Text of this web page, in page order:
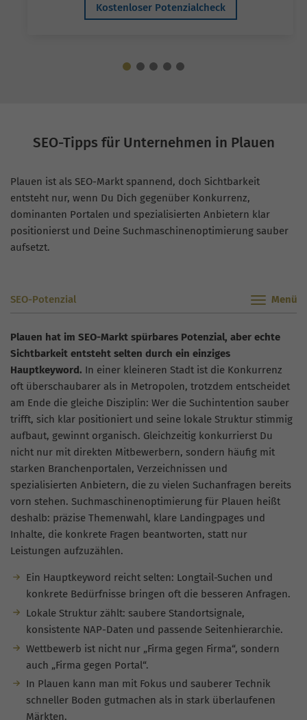
Kostenloser Potenzialcheck
SEO-Tipps für Unternehmen in Plauen
Plauen ist als SEO-Markt spannend, doch Sichtbarkeit
entsteht nur, wenn Du Dich gegenüber Konkurrenz,
dominanten Portalen und spezialisierten Anbietern klar
positionierst und Deine Suchmaschinenoptimierung sauber
aufsetzt.
SEO-Potenzial
Plauen hat im SEO-Markt spürbares Potenzial, aber echte
Sichtbarkeit entsteht selten durch ein einziges
Hauptkeyword. In einer kleineren Stadt ist die Konkurrenz
oft überschaubarer als in Metropolen, trotzdem entscheidet
am Ende die gleiche Disziplin: Wer die Suchintention sauber
trifft, sich klar positioniert und seine lokale Struktur stimmig
aufbaut, gewinnt organisch. Gleichzeitig konkurrierst Du
nicht nur mit direkten Mitbewerbern, sondern häufig mit
starken Branchenportalen, Verzeichnissen und
spezialisierten Anbietern, die zu vielen Suchanfragen bereits
vorn stehen. Suchmaschinenoptimierung für Plauen heißt
deshalb: präzise Themenwahl, klare Landingpages und
Inhalte, die konkrete Fragen beantworten, statt nur
Leistungen aufzuzählen.
Ein Hauptkeyword reicht selten: Longtail-Suchen und
konkrete Bedürfnisse bringen oft die besseren Anfragen.
Lokale Struktur zählt: saubere Standortsignale,
konsistente NAP-Daten und passende Seitenhierarchie.
Wettbewerb ist nicht nur „Firma gegen Firma“, sondern
auch „Firma gegen Portal“.
In Plauen kann man mit Fokus und sauberer Technik
schneller Boden gutmachen als in stark überlaufenen
Märkten.